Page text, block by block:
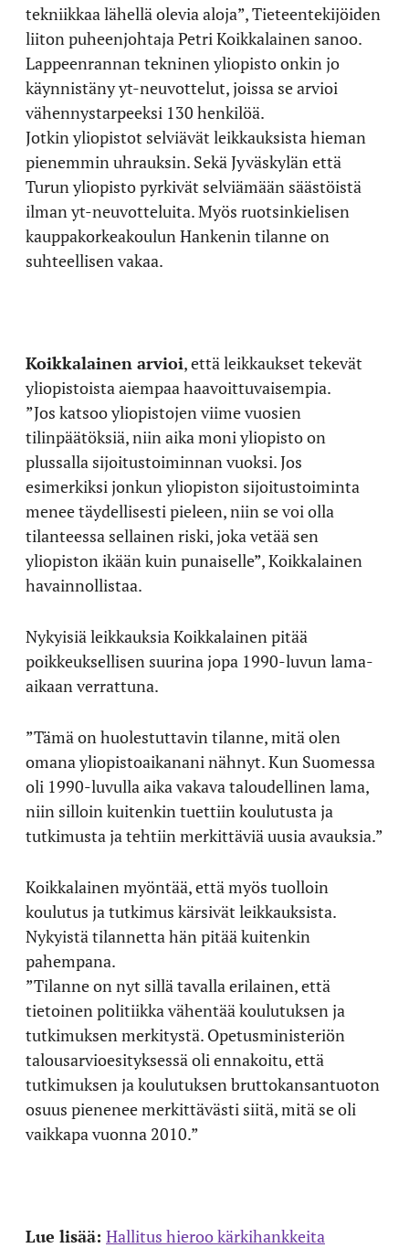
tekniikkaa lähellä olevia aloja”, Tieteentekijöiden
liiton puheenjohtaja Petri Koikkalainen sanoo.
Lappeenrannan tekninen yliopisto onkin jo
käynnistäny yt-neuvottelut, joissa se arvioi
vähennystarpeeksi 130 henkilöä.
Jotkin yliopistot selviävät leikkauksista hieman
pienemmin uhrauksin. Sekä Jyväskylän että
Turun yliopisto pyrkivät selviämään säästöistä
ilman yt-neuvotteluita. Myös ruotsinkielisen
kauppakorkeakoulun Hankenin tilanne on
suhteellisen vakaa.
Koikkalainen arvioi, että leikkaukset tekevät
yliopistoista aiempaa haavoittuvaisempia.
”Jos katsoo yliopistojen viime vuosien
tilinpäätöksiä, niin aika moni yliopisto on
plussalla sijoitustoiminnan vuoksi. Jos
esimerkiksi jonkun yliopiston sijoitustoiminta
menee täydellisesti pieleen, niin se voi olla
tilanteessa sellainen riski, joka vetää sen
yliopiston ikään kuin punaiselle”, Koikkalainen
havainnollistaa.
Nykyisiä leikkauksia Koikkalainen pitää
poikkeuksellisen suurina jopa 1990-luvun lama-
aikaan verrattuna.
”Tämä on huolestuttavin tilanne, mitä olen
omana yliopistoaikanani nähnyt. Kun Suomessa
oli 1990-luvulla aika vakava taloudellinen lama,
niin silloin kuitenkin tuettiin koulutusta ja
tutkimusta ja tehtiin merkittäviä uusia avauksia.”
Koikkalainen myöntää, että myös tuolloin
koulutus ja tutkimus kärsivät leikkauksista.
Nykyistä tilannetta hän pitää kuitenkin
pahempana.
”Tilanne on nyt sillä tavalla erilainen, että
tietoinen politiikka vähentää koulutuksen ja
tutkimuksen merkitystä. Opetusministeriön
talousarvioesityksessä oli ennakoitu, että
tutkimuksen ja koulutuksen bruttokansantuoton
osuus pienenee merkittävästi siitä, mitä se oli
vaikkapa vuonna 2010.”
Lue lisää: Hallitus hieroo kärkihankkeita